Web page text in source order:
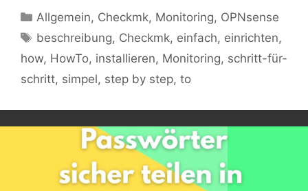
Kategorien
Allgemein, Checkmk, Monitoring, OPNsense
Schlagwörter
beschreibung, Checkmk, einfach, einrichten,
how, HowTo, installieren, Monitoring, schritt-für-
schritt, simpel, step by step, to